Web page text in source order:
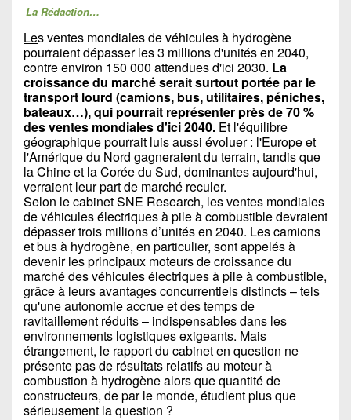
La Rédaction…
Les ventes mondiales de véhicules à hydrogène
pourraient dépasser les 3 millions d'unités en 2040,
contre environ 150 000 attendues d'ici 2030. La
croissance du marché serait surtout portée par le
transport lourd (camions, bus, utilitaires, péniches,
bateaux…), qui pourrait représenter près de 70 %
des ventes mondiales d'ici 2040. Et l'équilibre
géographique pourrait luis aussi évoluer : l'Europe et
l'Amérique du Nord gagneraient du terrain, tandis que
la Chine et la Corée du Sud, dominantes aujourd'hui,
verraient leur part de marché reculer.
Selon le cabinet SNE Research, les ventes mondiales
de véhicules électriques à pile à combustible devraient
dépasser trois millions d’unités en 2040. Les camions
et bus à hydrogène, en particulier, sont appelés à
devenir les principaux moteurs de croissance du
marché des véhicules électriques à pile à combustible,
grâce à leurs avantages concurrentiels distincts – tels
qu'une autonomie accrue et des temps de
ravitaillement réduits – indispensables dans les
environnements logistiques exigeants. Mais
étrangement, le rapport du cabinet en question ne
présente pas de résultats relatifs au moteur à
combustion à hydrogène alors que quantité de
constructeurs, de par le monde, étudient plus que
sérieusement la question ?